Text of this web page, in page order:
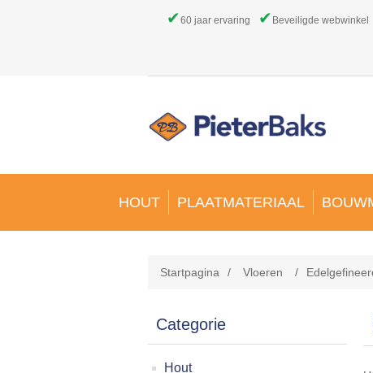
✔60 jaar ervaring ✔ Beveiligde webwinkel
HOUT PLAATMATERIAAL
Startpagina / Vloeren /
Categorie
Hout